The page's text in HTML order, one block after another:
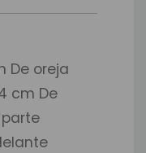
De oreja
cm De